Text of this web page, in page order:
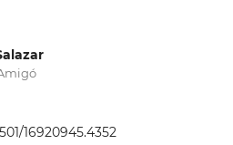
16920945.4352